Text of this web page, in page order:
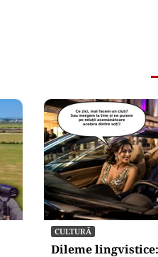
CULTURĂ
Dileme